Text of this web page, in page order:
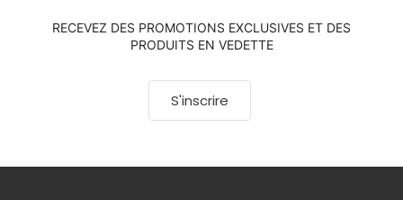
RECEVEZ DES PROMOTIONS EXCLUSIVES ET DES
PRODUITS EN VEDETTE
S'inscrire